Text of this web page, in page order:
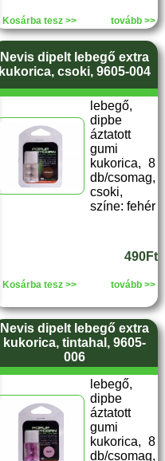
Kosárba tesz >> tovább >>
Nevis dipelt lebegő extra
kukorica, csoki, 9605-004
lebegő,
dipbe
áztatott
gumi
kukorica, 8
db/csomag,
csoki,
színe: fehér
490Ft
Kosárba tesz >> tovább >>
Nevis dipelt lebegő extra
kukorica, tintahal, 9605-
006
lebegő,
dipbe
áztatott
gumi
kukorica, 8
db/csomag,